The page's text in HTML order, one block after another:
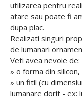
utilizarea pentru
atare sau poate fi
dupa plac.
Realizati singuri
de lumanari
Veti avea nevoie de:
» o forma din silicon,
» un fitil (cu
lumanare dorit - ex: